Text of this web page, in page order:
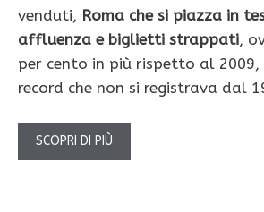
venduti, Roma che si piazza in
affluenza e biglietti strappati,
per cento in più rispetto al
record che non si registrava dal
SCOPRI DI PIÙ